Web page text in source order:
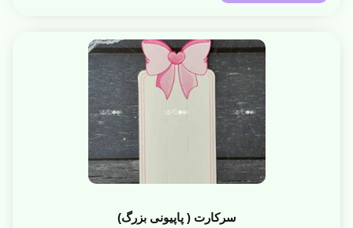
سرکارت ( پاپیونی بزرگ)